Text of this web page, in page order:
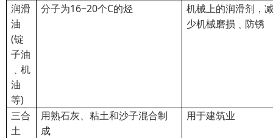
润滑
油
(锭
子油
﹑机
油
等)
分子为16~20个C的烃
机械上的润滑剂，
少机械磨损﹑防锈
三合
土
用熟石灰、粘土和沙子混合制
成
用于建筑业